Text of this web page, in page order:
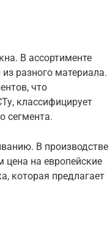
В ассортименте
разного материала.
что
классифицирует
сегмента.
В производстве
цена на европейские
которая предлагает